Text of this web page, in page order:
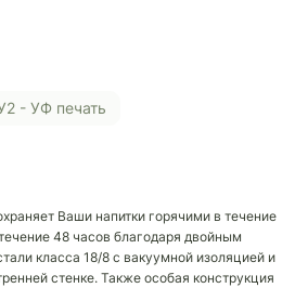
У2 - УФ печать
Ваши напитки горячими в течение
48 часов благодаря двойным
класса 18/8 с вакуумной изоляцией и
стенке. Также особая конструкция